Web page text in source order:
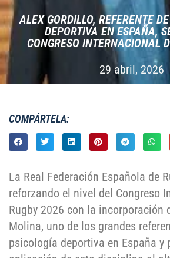
ALEX GORDILLO, REFERENTE
DEPORTIVA EN ESPAÑA,
CONGRESO INTERNACIONAL
29 abril, 2026
COMPÁRTELA:
La Real Federación Española de
reforzando el nivel del Congreso
Rugby 2026 con la incorporación
Molina, uno de los grandes
psicología deportiva en España y